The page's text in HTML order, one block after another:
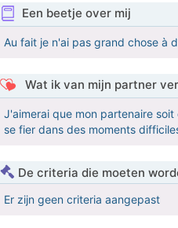
Een beetje over mij
Au fait je n'ai pas grand chose à
Wat ik van mijn partner
J'aimerai que mon partenaire
se fier dans des moments
De criteria die moeten
Er zijn geen criteria aangepast